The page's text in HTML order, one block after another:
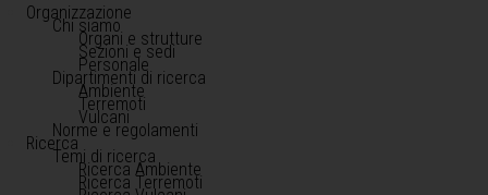
Organizzazione
Chi siamo
Organi e strutture
Sezioni e sedi
Personale
Dipartimenti di ricerca
Ambiente
Terremoti
Vulcani
Norme e regolamenti
Ricerca
Temi di ricerca
Ricerca Ambiente
Ricerca Terremoti